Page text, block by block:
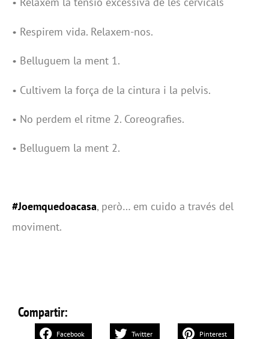
• Respirem vida. Relaxem-nos.
• Belluguem la ment 1.
• Cultivem la força de la cintura i la pelvis.
• No perdem el ritme 2. Coreografies.
• Belluguem la ment 2.
#Joemquedoacasa, però… em cuido a través del
moviment.
Compartir:
Facebook Twitter Pinterest